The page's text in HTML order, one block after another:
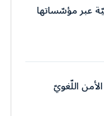
عبر مؤسّساتها
اللّغويّ